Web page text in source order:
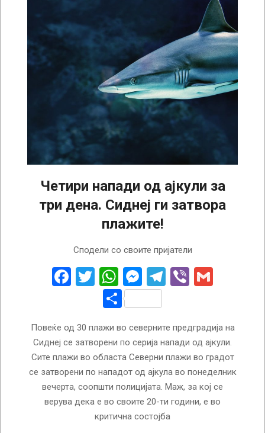
Четири напади од ајкули за
три дена. Сиднеј ги затвора
плажите!
Сподели со своите пријатели
Facebook
Twitter
WhatsApp
Messenger
Telegram
Viber
Share
Повеќе од 30 плажи во северните предградија на
Сиднеј се затворени по серија напади од ајкули.
Сите плажи во областа Северни плажи во градот
се затворени по нападот од ајкула во понеделник
вечерта, соопшти полицијата. Маж, за кој се
верува дека е во своите 20-ти години, е во
критична состојба